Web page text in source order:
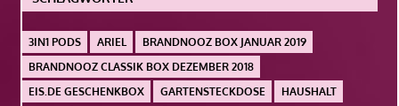
3IN1 PODS ARIEL
BRANDNOOZ BOX JANUAR 2019
BRANDNOOZ CLASSIK BOX DEZEMBER 2018
EIS.DE GESCHENKBOX
GARTENSTECKDOSE
HAUSHALT